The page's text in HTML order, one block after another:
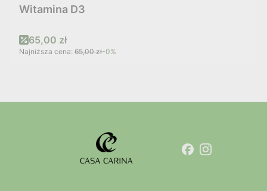
Witamina D3
Cena promocyjna
65,00 zł
Najniższa cena: 65,00 zł-0%